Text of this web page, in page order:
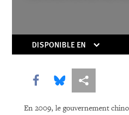
DISPONIBLE EN
Share this via Facebook
Share this via Bluesky
Share this via
En 2009, le gouvernement